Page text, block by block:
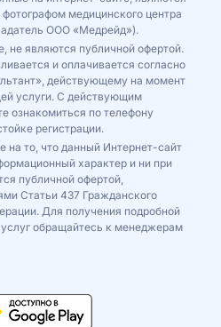
медицинского центра
ООО «Медрейд»).
не являются публичной офертой.
и оплачивается согласно
действующему на момент
услуги. С действующим
ознакомиться по телефону
регистрации.
то, что данный Интернет-сайт
характер и ни при
публичной офертой,
Статьи 437 Гражданского
Для получения подробной
обращайтесь к менеджерам